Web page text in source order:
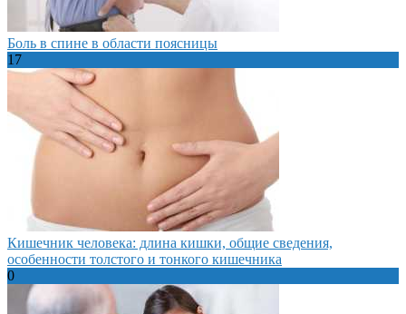
Боль в спине в области поясницы
17
Кишечник человека: длина кишки, общие сведения,
особенности толстого и тонкого кишечника
0